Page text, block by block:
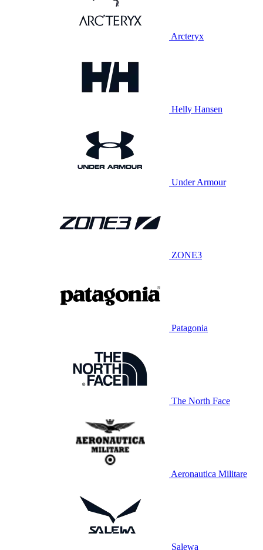
Arcteryx
Helly Hansen
Under Armour
ZONE3
Patagonia
The North Face
Aeronautica Militare
Salewa